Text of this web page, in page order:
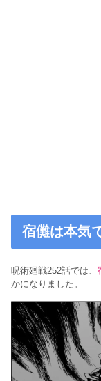
宿儺は本気
呪術廻戦252話では、
かになりました。